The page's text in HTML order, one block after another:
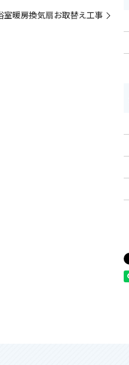
暖房換気扇お取替え工事